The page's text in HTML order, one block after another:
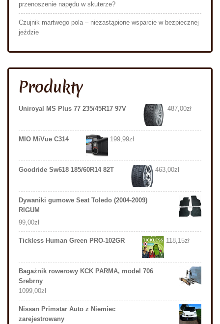
przenoszenie napędu w skuterze?
Czujnik martwego pola – niezastąpione wsparcie w bezpiecznej
jeździe
Produkty
Uniroyal MS Plus 77 235/45R17 97V 487,00zł
MIO MiVue C314 199,99zł
Goodride Sw618 185/60R14 82T 463,00zł
Dywaniki gumowe Seat Toledo (2004-2009)
RIGUM
99,00zł
Tickless Human Green PRO-102GR 118,15zł
Bagażnik rowerowy KCK PARMA, model 706
Srebrny
1099,00zł
Nissan Primstar Auto z Niemiec
zarejestrowany